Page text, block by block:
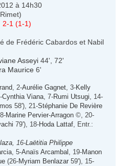
à 14h30
2-1 (1-1)
de Frédéric Cabardos et Nabil
Asseyi 44', 72'
Maurice 6'
, 2-Aurélie Gagnet , 3-Kelly
Cynthia Viana , 7-Rumi Utsugi , 14-
58'), 21-Stéphanie De Revière
Marine Pervier-Arragon ©, 20-
79'), 18-Hoda Lattaf , Entr.:
, 16-Laëtitia Philippe
, 5-Anaïs Arcambal , 19-Manon
(26-Myriam Benlazar 59'), 15-